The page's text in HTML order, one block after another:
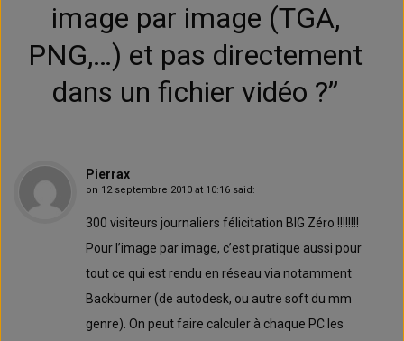
image par image (TGA,
PNG,…) et pas directement
dans un fichier vidéo ?”
Pierrax
on 12 septembre 2010 at 10:16 said:
300 visiteurs journaliers félicitation BIG Zéro !!!!!!!!
Pour l’image par image, c’est pratique aussi pour
tout ce qui est rendu en réseau via notamment
Backburner (de autodesk, ou autre soft du mm
genre). On peut faire calculer à chaque PC les